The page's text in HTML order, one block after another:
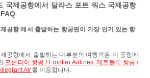
국제공항에서 달라스 포트 워스 국제공항
공항 에서 출발하는 항공편이 가장 인기 있는 항
프론티어 항공 / Frontier Airlines,제트블루 항공 /
Air를 이용합니다.